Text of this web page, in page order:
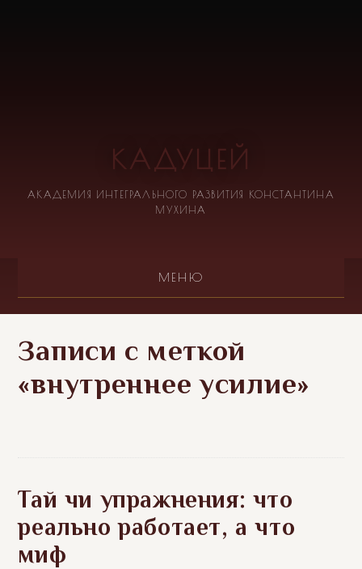
КАДУЦЕЙ
АКАДЕМИЯ ИНТЕГРАЛЬНОГО РАЗВИТИЯ КОНСТАНТИНА
МУХИНА
МЕНЮ
Записи с меткой
«внутреннее усилие»
Тай чи упражнения: что
реально работает, а что
миф